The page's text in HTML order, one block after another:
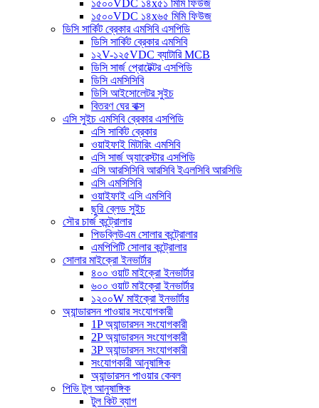
১৫০০VDC ১৪x৫১ মিমি ফিউজ
১৫০০VDC ১৪x৬৫ মিমি ফিউজ
ডিসি সার্কিট ব্রেকার এমসিবি এসপিডি
ডিসি সার্কিট ব্রেকার এমসিবি
১২V-১২৫VDC ব্যাটারি MCB
ডিসি সার্জ প্রোটেক্টর এসপিডি
ডিসি এমসিসিবি
ডিসি আইসোলেটর সুইচ
বিতরণ ঘের বাক্স
এসি সুইচ এমসিবি ব্রেকার এসপিডি
এসি সার্কিট ব্রেকার
ওয়াইফাই মিটারিং এমসিবি
এসি সার্জ অ্যারেস্টার এসপিডি
এসি আরসিসিবি আরসিবি ইএলসিবি আরসিডি
এসি এমসিসিবি
ওয়াইফাই এসি এমসিবি
ছুরি ব্লেড সুইচ
সৌর চার্জ কন্ট্রোলার
পিডব্লিউএম সোলার কন্ট্রোলার
এমপিপিটি সোলার কন্ট্রোলার
সোলার মাইক্রো ইনভার্টার
৪০০ ওয়াট মাইক্রো ইনভার্টার
৬০০ ওয়াট মাইক্রো ইনভার্টার
১২০০W মাইক্রো ইনভার্টার
অ্যান্ডারসন পাওয়ার সংযোগকারী
1P অ্যান্ডারসন সংযোগকারী
2P অ্যান্ডারসন সংযোগকারী
3P অ্যান্ডারসন সংযোগকারী
সংযোগকারী আনুষাঙ্গিক
অ্যান্ডারসন পাওয়ার কেবল
পিভি টুল আনুষাঙ্গিক
টুল কিট ব্যাগ